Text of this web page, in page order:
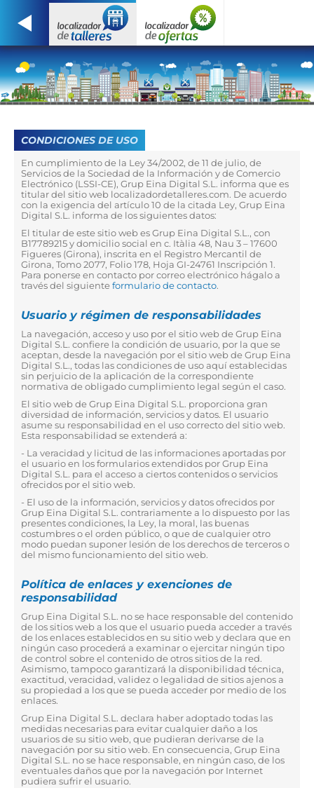
CONDICIONES DE USO
En cumplimiento de la Ley 34/2002, de 11 de julio, de
Servicios de la Sociedad de la Información y de Comercio
Electrónico (LSSI-CE), Grup Eina Digital S.L. informa que es
titular del sitio web localizadordetalleres.com. De acuerdo
con la exigencia del artículo 10 de la citada Ley, Grup Eina
Digital S.L. informa de los siguientes datos:
El titular de este sitio web es Grup Eina Digital S.L., con
B17789215 y domicilio social en c. Itàlia 48, Nau 3 – 17600
Figueres (Girona), inscrita en el Registro Mercantil de
Girona, Tomo 2077, Folio 178, Hoja GI-24761 Inscripción 1.
Para ponerse en contacto por correo electrónico hágalo a
través del siguienteformulario de contacto.
Usuario y régimen de responsabilidades
La navegación, acceso y uso por el sitio web de Grup Eina
Digital S.L. confiere la condición de usuario, por la que se
aceptan, desde la navegación por el sitio web de Grup Eina
Digital S.L., todas las condiciones de uso aquí establecidas
sin perjuicio de la aplicación de la correspondiente
normativa de obligado cumplimiento legal según el caso.
El sitio web de Grup Eina Digital S.L. proporciona gran
diversidad de información, servicios y datos. El usuario
asume su responsabilidad en el uso correcto del sitio web.
Esta responsabilidad se extenderá a:
- La veracidad y licitud de las informaciones aportadas por
el usuario en los formularios extendidos por Grup Eina
Digital S.L. para el acceso a ciertos contenidos o servicios
ofrecidos por el sitio web.
- El uso de la información, servicios y datos ofrecidos por
Grup Eina Digital S.L. contrariamente a lo dispuesto por las
presentes condiciones, la Ley, la moral, las buenas
costumbres o el orden público, o que de cualquier otro
modo puedan suponer lesión de los derechos de terceros o
del mismo funcionamiento del sitio web.
Política de enlaces y exenciones de
responsabilidad
Grup Eina Digital S.L. no se hace responsable del contenido
de los sitios web a los que el usuario pueda acceder a través
de los enlaces establecidos en su sitio web y declara que en
ningún caso procederá a examinar o ejercitar ningún tipo
de control sobre el contenido de otros sitios de la red.
Asimismo, tampoco garantizará la disponibilidad técnica,
exactitud, veracidad, validez o legalidad de sitios ajenos a
su propiedad a los que se pueda acceder por medio de los
enlaces.
Grup Eina Digital S.L. declara haber adoptado todas las
medidas necesarias para evitar cualquier daño a los
usuarios de su sitio web, que pudieran derivarse de la
navegación por su sitio web. En consecuencia, Grup Eina
Digital S.L. no se hace responsable, en ningún caso, de los
eventuales daños que por la navegación por Internet
pudiera sufrir el usuario.